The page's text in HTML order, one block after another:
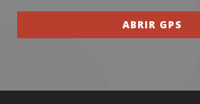
ABRIR GPS